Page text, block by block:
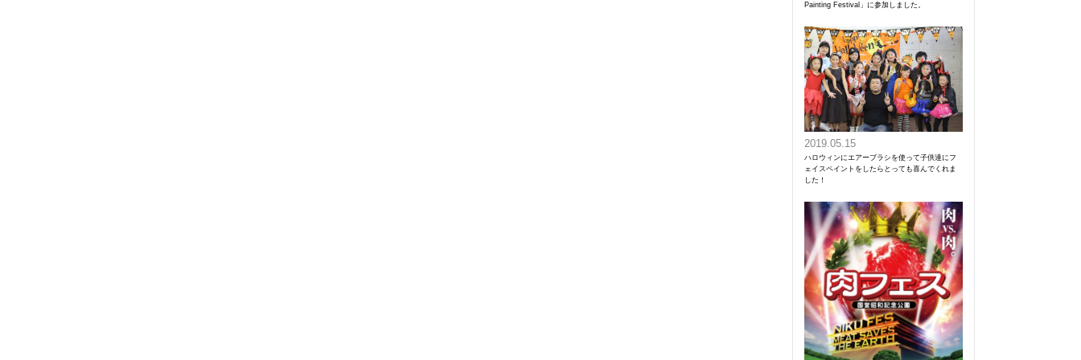
Painting Festival」に参加しました。
2019.05.15
ハロウィンにエアーブラシを使って子供達にフ
ェイスペイントをしたらとっても喜んでくれま
した！